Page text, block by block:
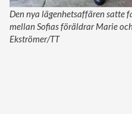
Den nya lägenhetsaffären satte
mellan Sofias föräldrar Marie
Ekströmer/TT